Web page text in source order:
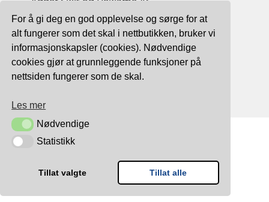
For å gi deg en god opplevelse og sørge for at
alt fungerer som det skal i nettbutikken, bruker vi
informasjonskapsler (cookies). Nødvendige
cookies gjør at grunnleggende funksjoner på
nettsiden fungerer som de skal.
Les mer
NødvendigeNødvendige
StatistikkStatistikk
Tillat valgte Tillat alle
Org. nr: 997 633 016 MVA
salg@dekorshop.no
Tlf: 959 32 123
09.00 - 16.00
TRYGG BETALING MED: